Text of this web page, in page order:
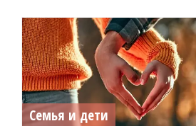
Семья и дети